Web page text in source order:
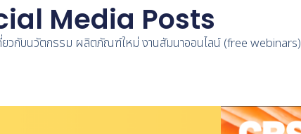
Media Posts
ยวกับนวัตกรรม ผลิตภัณฑ์ใหม่ งานสัมนาออนไลน์ (free webinars)